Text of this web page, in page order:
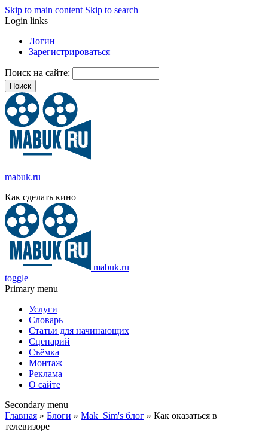
Skip to main content Skip to search
Login links
Логин
Зарегистрироваться
Поиск на сайте:
mabuk.ru
Как сделать кино
mabuk.ru
toggle
Primary menu
Услуги
Словарь
Статьи для начинающих
Сценарий
Съёмка
Монтаж
Реклама
О сайте
Secondary menu
Главная » Блоги » Mak_Sim's блог » Как оказаться в
телевизоре